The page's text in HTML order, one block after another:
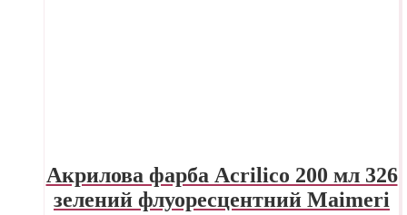
Акрилова фарба Acrilico 200 мл 326
зелений флуоресцентний Maimeri